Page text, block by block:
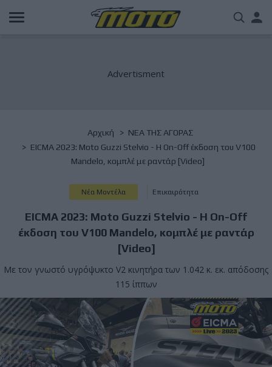
Παράκαμψη
προς
Breadcrumb
Αρχική
NΕΑ ΤΗΣ ΑΓΟΡΑΣ
EICMA 2023: Moto Guzzi Stelvio - Η On-Off έκδοση του V100
Mandelo, κομπλέ με ραντάρ [Video]
Νέα Μοντέλα Επικαιρότητα
EICMA 2023: Moto Guzzi Stelvio - Η On-Off
έκδοση του V100 Mandelo, κομπλέ με ραντάρ
[Video]
Με τον γνωστό υγρόψυκτο V2 κινητήρα των 1.042 κ. εκ. απόδοσης
115 ίππων